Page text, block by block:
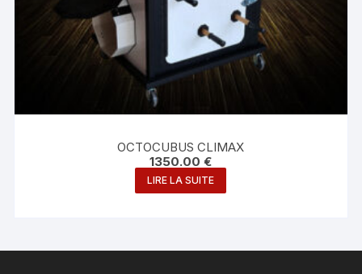
OCTOCUBUS CLIMAX
1350.00€
LIRE LA SUITE